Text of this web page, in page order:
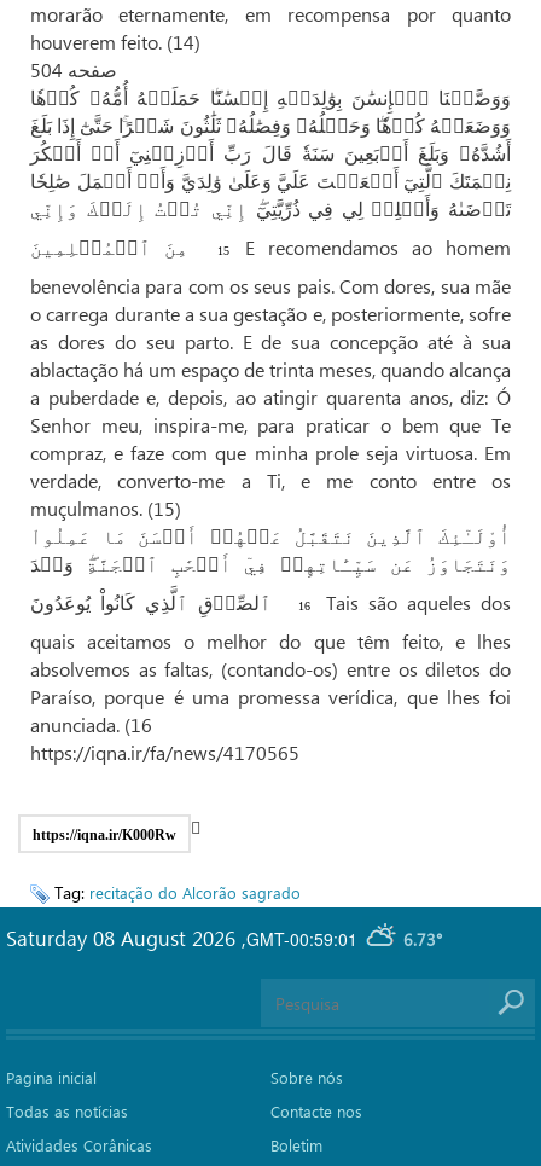
morarão eternamente, em recompensa por quanto
houverem feito. (14)
صفحه 504
وَوَصَّيۡنَا ٱلۡإِنسَٰنَ بِوَٰلِدَيۡهِ إِحۡسَٰنًا حَمَلَتۡهُ أُمُّهُۥ كُرۡهٗا
وَوَضَعَتۡهُ كُرۡهٗا وَحَمۡلُهُۥ وَفِصَٰلُهُۥ ثَلَٰثُونَ شَهۡرًا حَتَّىٰٓ إِذَا بَلَغَ
أَشُدَّهُۥ وَبَلَغَ أَرۡبَعِينَ سَنَةٗ قَالَ رَبِّ أَوۡزِعۡنِيٓ أَنۡ أَشۡكُرَ
نِعۡمَتَكَ ٱلَّتِيٓ أَنۡعَمۡتَ عَلَيَّ وَعَلَىٰ وَٰلِدَيَّ وَأَنۡ أَعۡمَلَ صَٰلِحٗا
تَرۡضَىٰهُ وَأَصۡلِحۡ لِي فِي ذُرِّيَّتِيٓ إِنِّي تُبۡتُ إِلَيۡكَ وَإِنِّي
مِنَ ٱلۡمُسۡلِمِينَ
15
E recomendamos ao homem
benevolência para com os seus pais. Com dores, sua mãe
o carrega durante a sua gestação e, posteriormente, sofre
as dores do seu parto. E de sua concepção até à sua
ablactação há um espaço de trinta meses, quando alcança
a puberdade e, depois, ao atingir quarenta anos, diz: Ó
Senhor meu, inspira-me, para praticar o bem que Te
compraz, e faze com que minha prole seja virtuosa. Em
verdade, converto-me a Ti, e me conto entre os
muçulmanos. (15)
أُوْلَـٰٓئِكَ ٱلَّذِينَ نَتَقَبَّلُ عَنۡهُمۡ أَحۡسَنَ مَا عَمِلُواْ
وَنَتَجَاوَزُ عَن سَيِّـَٔاتِهِمۡ فِيٓ أَصۡحَٰبِ ٱلۡجَنَّةِ
وَعۡدَ
ٱلصِّدۡقِ ٱلَّذِي كَانُواْ يُوعَدُونَ
16
Tais são aqueles dos
quais aceitamos o melhor do que têm feito, e lhes
absolvemos as faltas, (contando-os) entre os diletos do
Paraíso, porque é uma promessa verídica, que lhes foi
anunciada. (16
https://iqna.ir/fa/news/4170565
https://iqna.ir/K000Rw
Tag: recitação do Alcorão sagrado
GMT-00:59:01 6.73°
Saturday 08 August 2026 ,
Pagina inicial
Todas as notícias
Atividades Corânicas
Sobre nós
Contacte nos
Boletim